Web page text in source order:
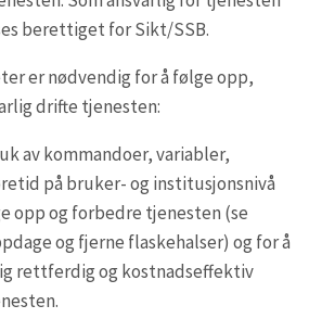
berettiget for Sikt/SSB.
er nødvendig for å følge opp,
drifte tjenesten:
av kommandoer, variabler,
på bruker- og institusjonsnivå
opp og forbedre tjenesten (se
og fjerne flaskehalser) og for å
rettferdig og kostnadseffektiv